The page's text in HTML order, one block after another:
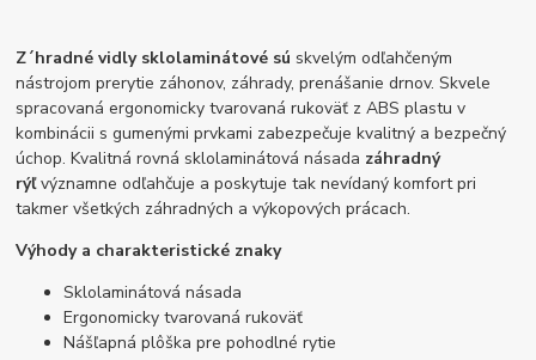
Z´hradné vidly sklolaminátové sú skvelým odľahčeným
nástrojom prerytie záhonov, záhrady, prenášanie drnov. Skvele
spracovaná ergonomicky tvarovaná rukoväť z ABS plastu v
kombinácii s gumenými prvkami zabezpečuje kvalitný a bezpečný
úchop. Kvalitná rovná sklolaminátová násada záhradný
rýľvýznamne odľahčuje a poskytuje tak nevídaný komfort pri
takmer všetkých záhradných a výkopových prácach.
Výhody a charakteristické znaky
Sklolaminátová násada
Ergonomicky tvarovaná rukoväť
Nášľapná plôška pre pohodlné rytie